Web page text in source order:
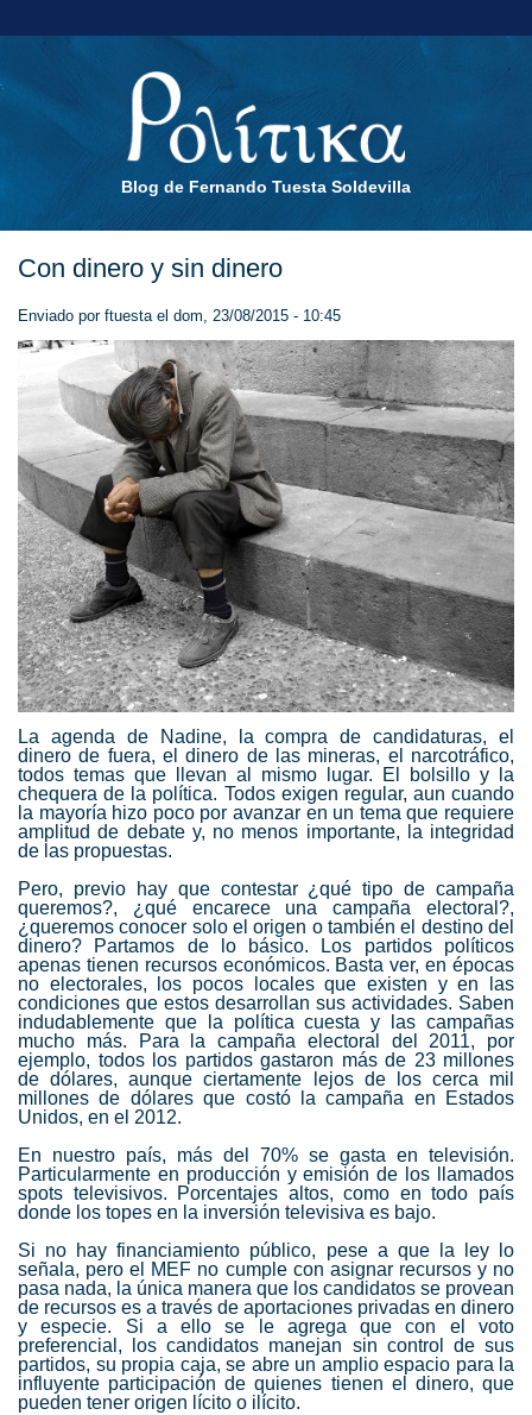
Blog de Fernando Tuesta Soldevilla
Con dinero y sin dinero
Enviado por ftuestael dom, 23/08/2015 - 10:45
La agenda de Nadine, la compra de candidaturas, el
dinero de fuera, el dinero de las mineras, el narcotráfico,
todos temas que llevan al mismo lugar. El bolsillo y la
chequera de la política. Todos exigen regular, aun cuando
la mayoría hizo poco por avanzar en un tema que requiere
amplitud de debate y, no menos importante, la integridad
de las propuestas.
Pero, previo hay que contestar ¿qué tipo de campaña
queremos?, ¿qué encarece una campaña electoral?,
¿queremos conocer solo el origen o también el destino del
dinero? Partamos de lo básico. Los partidos políticos
apenas tienen recursos económicos. Basta ver, en épocas
no electorales, los pocos locales que existen y en las
condiciones que estos desarrollan sus actividades. Saben
indudablemente que la política cuesta y las campañas
mucho más. Para la campaña electoral del 2011, por
ejemplo, todos los partidos gastaron más de 23 millones
de dólares, aunque ciertamente lejos de los cerca mil
millones de dólares que costó la campaña en Estados
Unidos, en el 2012.
En nuestro país, más del 70% se gasta en televisión.
Particularmente en producción y emisión de los llamados
spots televisivos. Porcentajes altos, como en todo país
donde los topes en la inversión televisiva es bajo.
Si no hay financiamiento público, pese a que la ley lo
señala, pero el MEF no cumple con asignar recursos y no
pasa nada, la única manera que los candidatos se provean
de recursos es a través de aportaciones privadas en dinero
y especie. Si a ello se le agrega que con el voto
preferencial, los candidatos manejan sin control de sus
partidos, su propia caja, se abre un amplio espacio para la
influyente participación de quienes tienen el dinero, que
pueden tener origen lícito o ilícito.